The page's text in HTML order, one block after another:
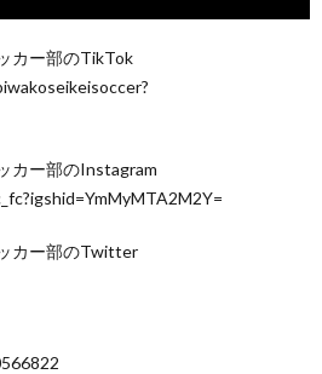
カー部のTikTok
カー部のInstagram
カー部のTwitter